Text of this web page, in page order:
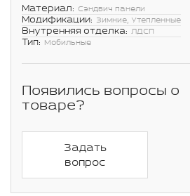
Материал: Сэндвич панели
Модификации: Зимние, Утепленные
Внутренняя отделка: ЛДСП
Тип: Мобильные
Появились вопросы о
товаре?
Задать
вопрос